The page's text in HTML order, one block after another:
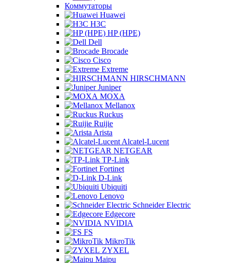
Коммутаторы
Huawei
H3C
HP (HPE)
Dell
Brocade
Cisco
Extreme
HIRSCHMANN
Juniper
MOXA
Mellanox
Ruckus
Ruijie
Arista
Alcatel-Lucent
NETGEAR
TP-Link
Fortinet
D-Link
Ubiquiti
Lenovo
Schneider Electric
Edgecore
NVIDIA
FS
MikroTik
ZYXEL
Maipu